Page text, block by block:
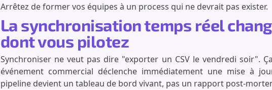
Arrêtez de former vos équipes à un process qui ne devrait pas exister.
La synchronisation temps réel
dont vous pilotez
Synchroniser ne veut pas dire "exporter un CSV le vendredi soir".
événement commercial déclenche immédiatement une mise à
pipeline devient un tableau de bord vivant, pas un rapport post-